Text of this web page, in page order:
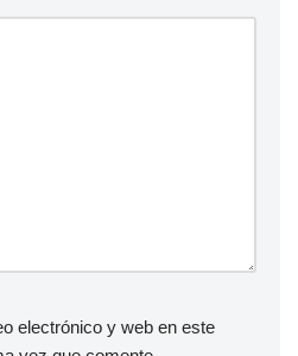
electrónico y web en este